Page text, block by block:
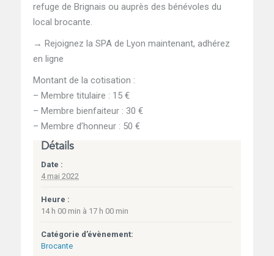
refuge de Brignais ou auprès des bénévoles du
local brocante.
→ Rejoignez la SPA de Lyon maintenant, adhérez
en ligne
Montant de la cotisation :
– Membre titulaire : 15 €
– Membre bienfaiteur : 30 €
– Membre d’honneur : 50 €
Détails
Date :
4 mai 2022
Heure :
14 h 00 min à 17 h 00 min
Catégorie d’évènement:
Brocante